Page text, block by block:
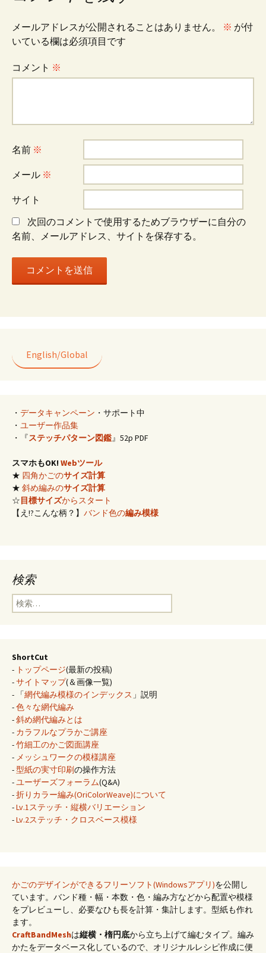
ナ
ビ
ゲ
ー
シ
ョ
ン
メールアドレスが公開されることはありません。 ※ が付
いている欄は必須項目です
コメント ※
名前 ※
メール ※
サイト
次回のコメントで使用するためブラウザーに自分の
名前、メールアドレス、サイトを保存する。
English/Global
・ データキャンペーン ・サポート中
・ ユーザー作品集
・『ステッチパターン図鑑』52p PDF
スマホもOK! Webツール
★ 四角かごのサイズ計算
★ 斜め編みのサイズ計算
☆目標サイズからスタート
【え!?こんな柄？】 バンド色の編み模様
検索
検
索:
ShortCut
- トップページ(最新の投稿)
-サイトマップ(＆画像一覧)
- 「網代編み模様のインデックス 」説明
-色々な網代編み
-斜め網代編みとは
- カラフルなプラかご講座
-竹細工のかご図面講座
- メッシュワークの模様講座
-型紙の実寸印刷の操作方法
-ユーザーズフォーラム(Q&A)
-折りカラー編み(OriColorWeave)について
-Lv.1ステッチ・縦横バリエーション
-Lv.2ステッチ・クロスベース模様
かごのデザインができるフリーソフト(Windowsアプリ)を公開し
ています。バンド種・幅・本数・色・編み方などから配置や模様
をプレビューし、必要なひも長を計算・集計します。型紙も作れ
ます。
CraftBandMeshは縦横・楕円底から立ち上げて編むタイプ。編み
かたをデータベース化しているので、オリジナルレシピ作成に便